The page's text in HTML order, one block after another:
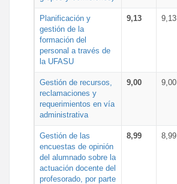
Planificación y
gestión de la
formación del
personal a través de
la UFASU
9,13 9,13
Gestión de recursos,
reclamaciones y
requerimientos en vía
administrativa
9,00 9,00
Gestión de las
encuestas de opinión
del alumnado sobre la
actuación docente del
profesorado, por parte
8,99 8,99